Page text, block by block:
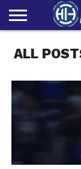
NACIONAL
POLÍTICAS
DE
CONTACTO
HIT
EQUIPO
HIT
ALL